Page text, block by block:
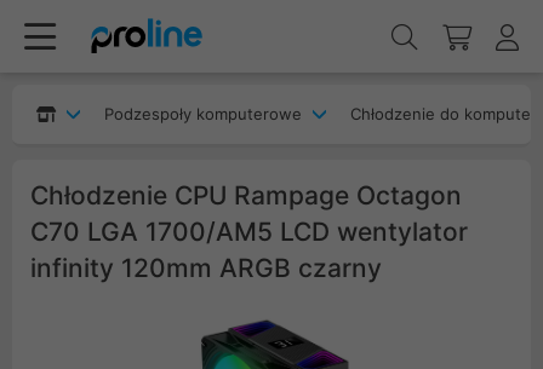
Podzespoły komputerowe Chłodzenie do
Chłodzenie CPU Rampage Octagon
C70 LGA 1700/AM5 LCD wentylator
infinity 120mm ARGB czarny